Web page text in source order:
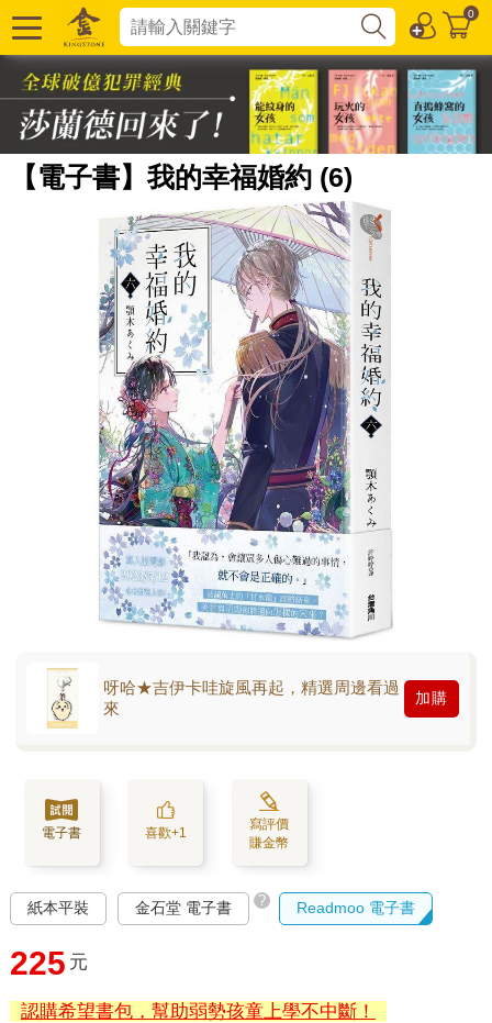
0
【電子書】我的幸福婚約 (6)
呀哈★吉伊卡哇旋風再起，精選周邊看過
來
加購
電子書 喜歡+1
寫評價
賺金幣
紙本平裝 金石堂 電子書 ? Readmoo 電子書
225 元
認購希望書包，幫助弱勢孩童上學不中斷！